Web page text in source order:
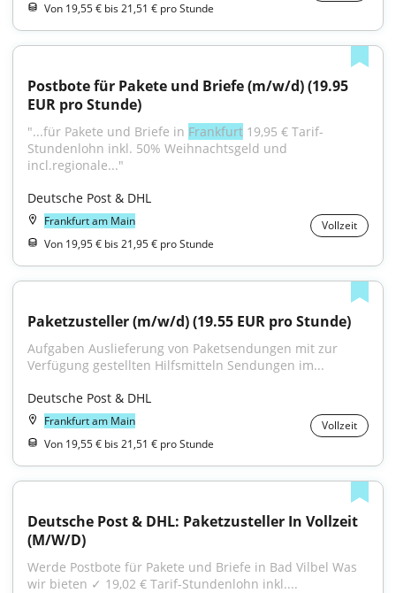
Von 19,55 € bis 21,51 € pro Stunde
Postbote für Pakete und Briefe (m/w/d) (19.95
EUR pro Stunde)
"...für Pakete und Briefe in Frankfurt 19,95 € Tarif-
Stundenlohn inkl. 50% Weihnachtsgeld und
incl.regionale..."
Deutsche Post & DHL
Frankfurt am Main
Vollzeit
Von 19,95 € bis 21,95 € pro Stunde
Paketzusteller (m/w/d) (19.55 EUR pro Stunde)
Aufgaben Auslieferung von Paketsendungen mit zur
Verfügung gestellten Hilfsmitteln Sendungen im...
Deutsche Post & DHL
Frankfurt am Main
Vollzeit
Von 19,55 € bis 21,51 € pro Stunde
Deutsche Post & DHL: Paketzusteller In Vollzeit
(M/W/D)
Werde Postbote für Pakete und Briefe in Bad Vilbel Was
wir bieten ✓ 19,02 € Tarif-Stundenlohn inkl....